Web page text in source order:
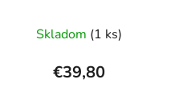
Skladom (1 ks)
€39,80